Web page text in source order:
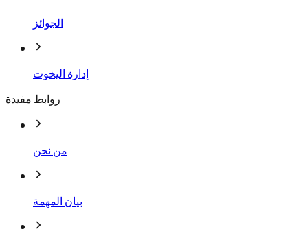
الجوائز
إدارة اليخوت
روابط مفيدة
من نحن
بيان المهمة